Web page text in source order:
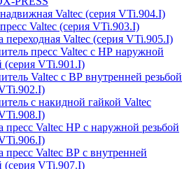
Valtec (серия VTi.904.I)
Valtec (серия VTi.903.I)
переходная Valtec (серия VTi.905.I)
пресс Valtec с НР наружной
(серия VTi.901.I)
Valtec с ВР внутренней резьбой
с накидной гайкой Valtec
пресс Valtec НР с наружной резьбой
пресс Valtec ВР с внутренней
(серия VTi.907.I)